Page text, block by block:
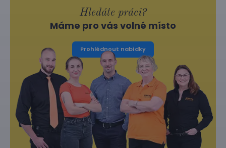
Hledáte práci?
Máme pro vás volné místo
Prohlédnout nabídky